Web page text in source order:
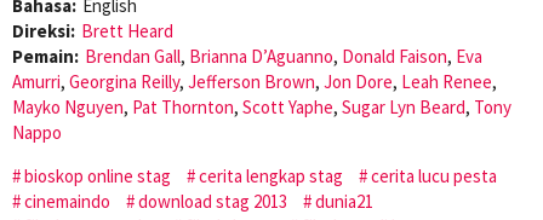
Bahasa: English
Direksi: Brett Heard
Pemain: Brendan Gall, Brianna D’Aguanno, Donald Faison, Eva
Amurri, Georgina Reilly, Jefferson Brown, Jon Dore, Leah Renee,
Mayko Nguyen, Pat Thornton, Scott Yaphe, Sugar Lyn Beard, Tony
Nappo
bioskop online stag
cerita lengkap stag
cerita lucu pesta
cinemaindo
download stag 2013
dunia21